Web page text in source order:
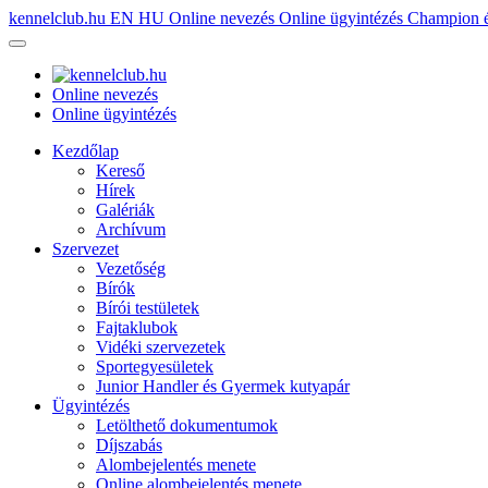
kennelclub.hu EN HU Online nevezés Online ügyintézés Champion
Online nevezés
Online ügyintézés
Kezdőlap
Kereső
Hírek
Galériák
Archívum
Szervezet
Vezetőség
Bírók
Bírói testületek
Fajtaklubok
Vidéki szervezetek
Sportegyesületek
Junior Handler és Gyermek kutyapár
Ügyintézés
Letölthető dokumentumok
Díjszabás
Alombejelentés menete
Online alombejelentés menete